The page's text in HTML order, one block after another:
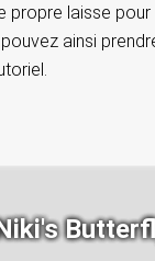
propre laisse
ainsi